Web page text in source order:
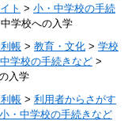
ト > 小・中学校の手続
中学校への入学
帳 > 教育・文化 > 学校
学校の手続きなど>
入学
帳 > 利用者からさがす
小・中学校の手続きなど